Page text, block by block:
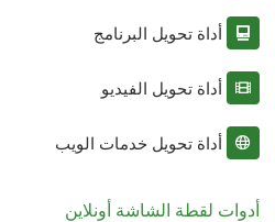
أداة تحويل البرنامج
أداة تحويل الفيديو
أداة تحويل خدمات الويب
أدوات لقطة الشاشة أونلاين